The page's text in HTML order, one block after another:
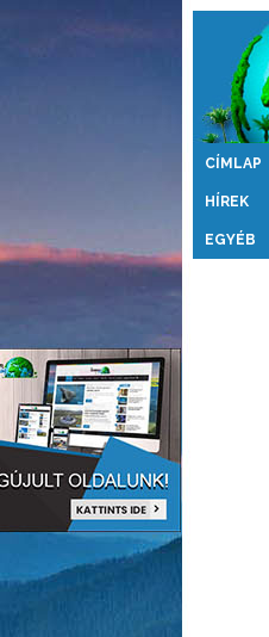
Érdekes
CÍMLAP
HÍREK
EGYÉB